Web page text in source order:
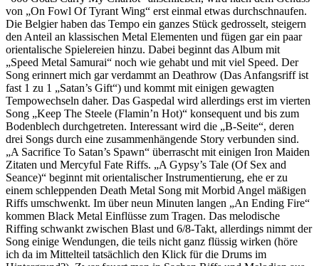
von „On Fowl Of Tyrant Wing“ erst einmal etwas durchschnaufen.
Die Belgier haben das Tempo ein ganzes Stück gedrosselt, steigern
den Anteil an klassischen Metal Elementen und fügen gar ein paar
orientalische Spielereien hinzu. Dabei beginnt das Album mit
„Speed Metal Samurai“ noch wie gehabt und mit viel Speed. Der
Song erinnert mich gar verdammt an Deathrow (Das Anfangsriff ist
fast 1 zu 1 „Satan’s Gift“) und kommt mit einigen gewagten
Tempowechseln daher. Das Gaspedal wird allerdings erst im vierten
Song „Keep The Steele (Flamin’n Hot)“ konsequent und bis zum
Bodenblech durchgetreten. Interessant wird die „B-Seite“, deren
drei Songs durch eine zusammenhängende Story verbunden sind.
„A Sacrifice To Satan’s Spawn“ überrascht mit einigen Iron Maiden
Zitaten und Mercyful Fate Riffs. „A Gypsy’s Tale (Of Sex and
Seance)“ beginnt mit orientalischer Instrumentierung, ehe er zu
einem schleppenden Death Metal Song mit Morbid Angel mäßigen
Riffs umschwenkt. Im über neun Minuten langen „An Ending Fire“
kommen Black Metal Einflüsse zum Tragen. Das melodische
Riffing schwankt zwischen Blast und 6/8-Takt, allerdings nimmt der
Song einige Wendungen, die teils nicht ganz flüssig wirken (höre
ich da im Mittelteil tatsächlich den Klick für die Drums im